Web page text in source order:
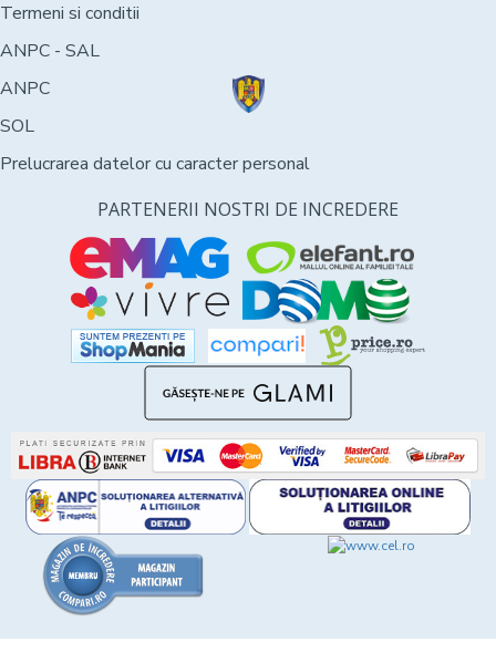
Termeni si conditii
ANPC - SAL
ANPC
SOL
Prelucrarea datelor cu caracter personal
PARTENERII NOSTRI DE INCREDERE